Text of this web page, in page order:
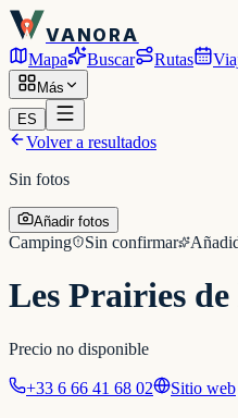
VANORA
Mapa Buscar Rutas
Más
ES
Volver a resultados
Sin fotos
Añadir fotos
Camping Sin confirmar
Les Prairies
Precio no disponible
+33 6 66 41 68 02 Sitio web